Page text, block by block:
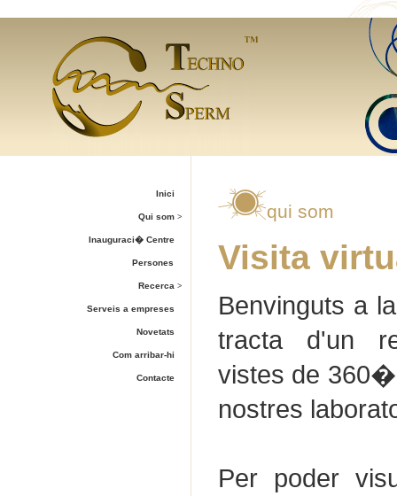
Inici
Qui som >
Inauguraci� Centre
Persones
Recerca >
Serveis a empreses
Novetats
Com arribar-hi
Contacte
qui som
Visita
Benvinguts a
tracta d'un
vistes de
nostres
Per poder